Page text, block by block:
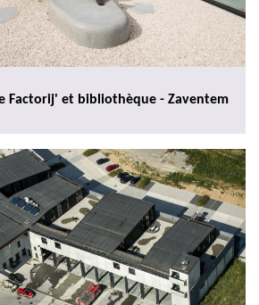
Factorij' et bibliothèque - Zaventem